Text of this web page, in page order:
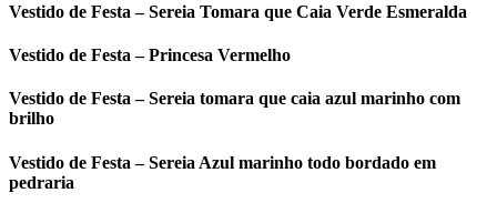
Vestido de Festa – Sereia Tomara que Caia Verde Esmeralda
Vestido de Festa – Princesa Vermelho
Vestido de Festa – Sereia tomara que caia azul marinho com
brilho
Vestido de Festa – Sereia Azul marinho todo bordado em
pedraria